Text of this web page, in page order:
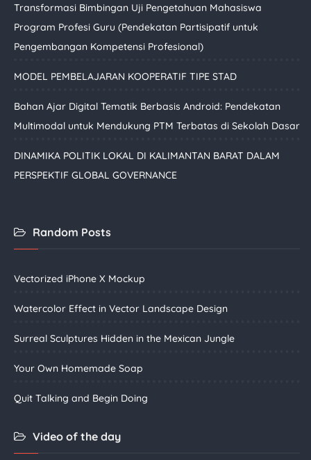
Transformasi Bimbingan Uji Pengetahuan Mahasiswa
Program Profesi Guru (Pendekatan Partisipatif untuk
Pengembangan Kompetensi Profesional)
MODEL PEMBELAJARAN KOOPERATIF TIPE STAD
Bahan Ajar Digital Tematik Berbasis Android: Pendekatan
Multimodal untuk Mendukung PTM Terbatas di Sekolah Dasar
DINAMIKA POLITIK LOKAL DI KALIMANTAN BARAT DALAM
PERSPEKTIF GLOBAL GOVERNANCE
Random Posts
Vectorized iPhone X Mockup
Watercolor Effect in Vector Landscape Design
Surreal Sculptures Hidden in the Mexican Jungle
Your Own Homemade Soap
Quit Talking and Begin Doing
Video of the day